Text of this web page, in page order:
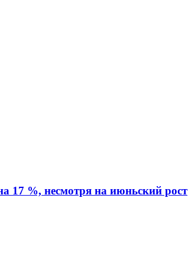
17 %, несмотря на июньский рост